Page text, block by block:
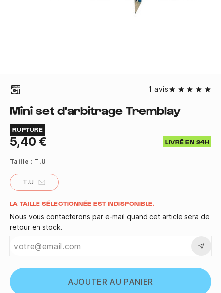
1 avis
Mini set d'arbitrage Tremblay
RUPTURE
5,40 € LIVRÉ EN 24H
Taille : T.U
T.U
Quantité
LA TAILLE SÉLECTIONNÉE EST INDISPONIBLE.
Nous vous contacterons par e-mail quand cet article sera de
retour en stock.
AJOUTER AU PANIER